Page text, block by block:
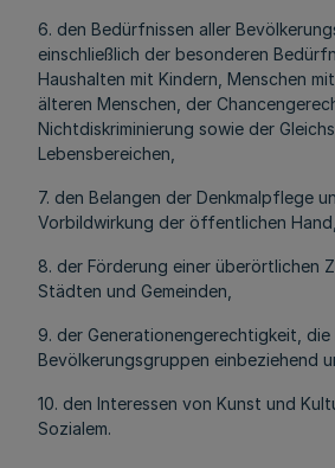
6. den Bedürfnissen aller
einschließlich der besonderen
Haushalten mit Kindern, Menschen
älteren Menschen, der
Nichtdiskriminierung sowie der
Lebensbereichen,
7. den Belangen der Denkmalpflege
Vorbildwirkung der öffentlichen Hand,
8. der Förderung einer überörtlichen
Städten und Gemeinden,
9. der Generationengerechtigkeit,
Bevölkerungsgruppen einbeziehend
10. den Interessen von Kunst und
Sozialem.